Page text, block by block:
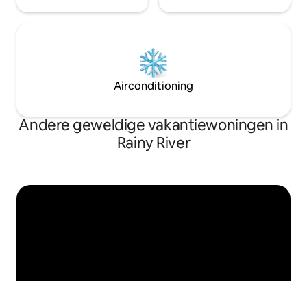
Airconditioning
Andere geweldige vakantiewoningen in
Rainy River